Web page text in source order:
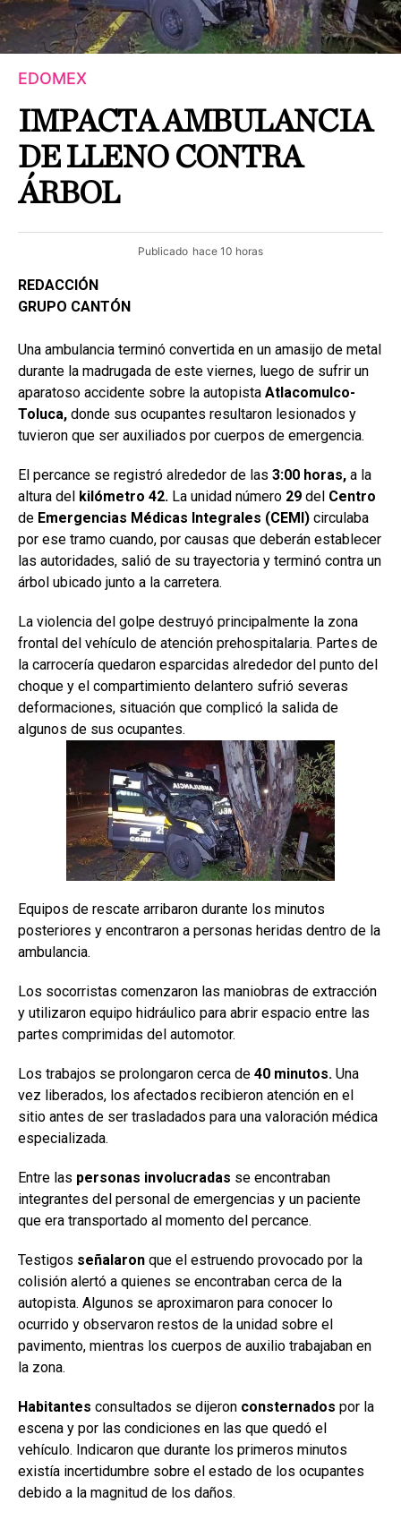
EDOMEX
IMPACTA AMBULANCIA
DE LLENO CONTRA
ÁRBOL
Publicado hace 10 horas
REDACCIÓN
GRUPO CANTÓN
Una ambulancia terminó convertida en un amasijo de metal
durante la madrugada de este viernes, luego de sufrir un
aparatoso accidente sobre la autopista Atlacomulco-
Toluca, donde sus ocupantes resultaron lesionados y
tuvieron que ser auxiliados por cuerpos de emergencia.
El percance se registró alrededor de las 3:00 horas, a la
altura del kilómetro 42. La unidad número 29 del Centro
de Emergencias Médicas Integrales (CEMI) circulaba
por ese tramo cuando, por causas que deberán establecer
las autoridades, salió de su trayectoria y terminó contra un
árbol ubicado junto a la carretera.
La violencia del golpe destruyó principalmente la zona
frontal del vehículo de atención prehospitalaria. Partes de
la carrocería quedaron esparcidas alrededor del punto del
choque y el compartimiento delantero sufrió severas
deformaciones, situación que complicó la salida de
algunos de sus ocupantes.
Equipos de rescate arribaron durante los minutos
posteriores y encontraron a personas heridas dentro de la
ambulancia.
Los socorristas comenzaron las maniobras de extracción
y utilizaron equipo hidráulico para abrir espacio entre las
partes comprimidas del automotor.
Los trabajos se prolongaron cerca de 40 minutos. Una
vez liberados, los afectados recibieron atención en el
sitio antes de ser trasladados para una valoración médica
especializada.
Entre las personas involucradas se encontraban
integrantes del personal de emergencias y un paciente
que era transportado al momento del percance.
Testigos señalaron que el estruendo provocado por la
colisión alertó a quienes se encontraban cerca de la
autopista. Algunos se aproximaron para conocer lo
ocurrido y observaron restos de la unidad sobre el
pavimento, mientras los cuerpos de auxilio trabajaban en
la zona.
Habitantes consultados se dijeron consternados por la
escena y por las condiciones en las que quedó el
vehículo. Indicaron que durante los primeros minutos
existía incertidumbre sobre el estado de los ocupantes
debido a la magnitud de los daños.